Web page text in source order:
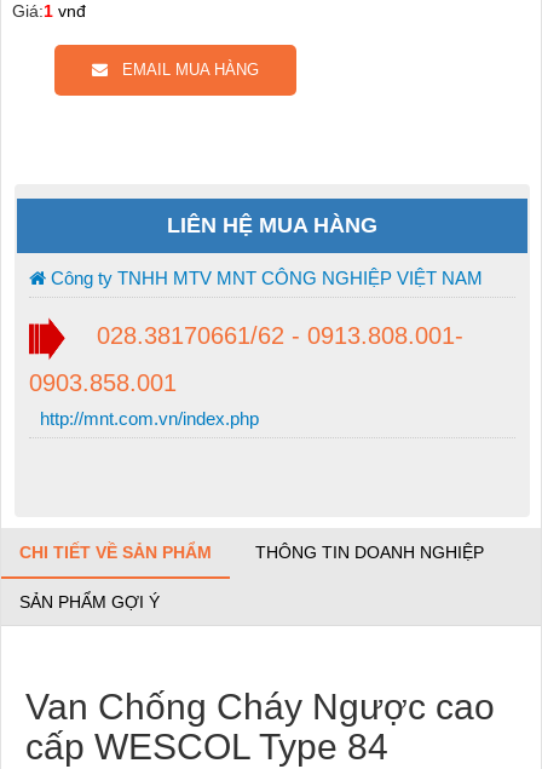
Giá:1 vnđ
EMAIL MUA HÀNG
LIÊN HỆ MUA HÀNG
Công ty TNHH MTV MNT CÔNG NGHIỆP VIỆT NAM
028.38170661/62 - 0913.808.001-
0903.858.001
http://mnt.com.vn/index.php
CHI TIẾT VỀ SẢN PHẨM THÔNG TIN DOANH NGHIỆP
SẢN PHẨM GỢI Ý
Van Chống Cháy Ngược cao
cấp WESCOL Type 84